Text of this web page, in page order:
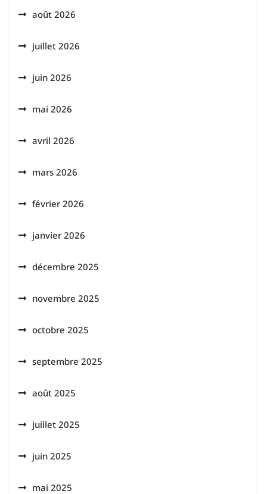
août 2026
juillet 2026
juin 2026
mai 2026
avril 2026
mars 2026
février 2026
janvier 2026
décembre 2025
novembre 2025
octobre 2025
septembre 2025
août 2025
juillet 2025
juin 2025
mai 2025